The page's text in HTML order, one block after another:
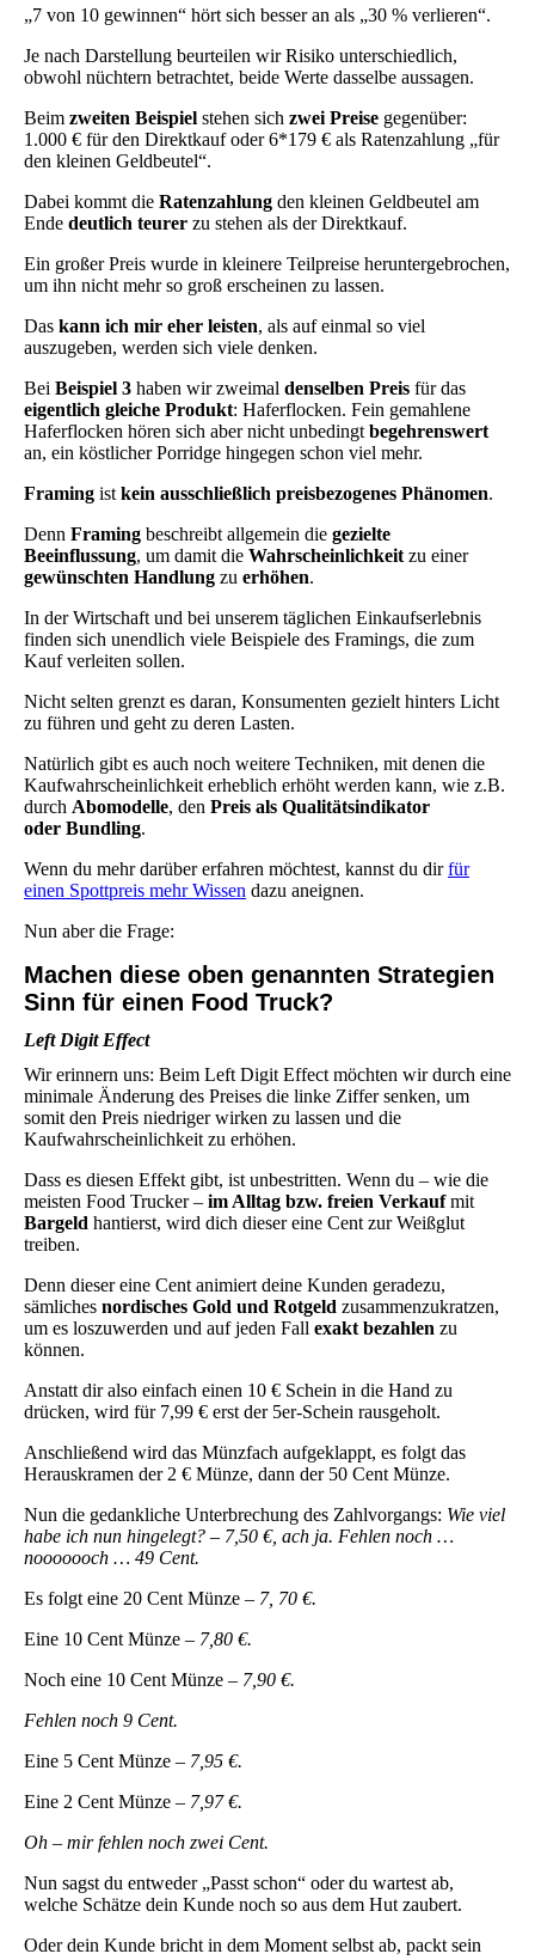
„7 von 10 gewinnen“ hört sich besser an als „30 % verlieren“.
Je nach Darstellung beurteilen wir Risiko unterschiedlich,
obwohl nüchtern betrachtet, beide Werte dasselbe aussagen.
Beim zweiten Beispiel stehen sich zwei Preise gegenüber:
1.000 € für den Direktkauf oder 6*179 € als Ratenzahlung „für
den kleinen Geldbeutel“.
Dabei kommt die Ratenzahlung den kleinen Geldbeutel am
Ende deutlich teurer zu stehen als der Direktkauf.
Ein großer Preis wurde in kleinere Teilpreise heruntergebrochen,
um ihn nicht mehr so groß erscheinen zu lassen.
Das kann ich mir eher leisten, als auf einmal so viel
auszugeben, werden sich viele denken.
Bei Beispiel 3 haben wir zweimal denselben Preis für das
eigentlich gleiche Produkt: Haferflocken. Fein gemahlene
Haferflocken hören sich aber nicht unbedingt begehrenswert
an, ein köstlicher Porridge hingegen schon viel mehr.
Framing ist kein ausschließlich preisbezogenes Phänomen.
Denn Framing beschreibt allgemein die gezielte
Beeinflussung, um damit die Wahrscheinlichkeit zu einer
gewünschten Handlung zu erhöhen.
In der Wirtschaft und bei unserem täglichen Einkaufserlebnis
finden sich unendlich viele Beispiele des Framings, die zum
Kauf verleiten sollen.
Nicht selten grenzt es daran, Konsumenten gezielt hinters Licht
zu führen und geht zu deren Lasten.
Natürlich gibt es auch noch weitere Techniken, mit denen die
Kaufwahrscheinlichkeit erheblich erhöht werden kann, wie z.B.
durch Abomodelle, den Preis als Qualitätsindikator
oder Bundling.
Wenn du mehr darüber erfahren möchtest, kannst du dirfür
einen Spottpreis mehr Wissen dazu aneignen.
Nun aber die Frage:
Machen diese oben genannten Strategien
Sinn für einen Food Truck?
Left Digit Effect
Wir erinnern uns: Beim Left Digit Effect möchten wir durch eine
minimale Änderung des Preises die linke Ziffer senken, um
somit den Preis niedriger wirken zu lassen und die
Kaufwahrscheinlichkeit zu erhöhen.
Dass es diesen Effekt gibt, ist unbestritten. Wenn du – wie die
meisten Food Trucker – im Alltag bzw. freien Verkaufmit
Bargeld hantierst, wird dich dieser eine Cent zur Weißglut
treiben.
Denn dieser eine Cent animiert deine Kunden geradezu,
sämliches nordisches Gold und Rotgeld zusammenzukratzen,
um es loszuwerden und auf jeden Fall exakt bezahlen zu
können.
Anstatt dir also einfach einen 10 € Schein in die Hand zu
drücken, wird für 7,99 € erst der 5er-Schein rausgeholt.
Anschließend wird das Münzfach aufgeklappt, es folgt das
Herauskramen der 2 € Münze, dann der 50 Cent Münze.
Nun die gedankliche Unterbrechung des Zahlvorgangs: Wie viel
habe ich nun hingelegt? – 7,50 €, ach ja. Fehlen noch …
nooooooch … 49 Cent.
Es folgt eine 20 Cent Münze – 7, 70 €.
Eine 10 Cent Münze – 7,80 €.
Noch eine 10 Cent Münze – 7,90 €.
Fehlen noch 9 Cent.
Eine 5 Cent Münze – 7,95 €.
Eine 2 Cent Münze – 7,97 €.
Oh – mir fehlen noch zwei Cent.
Nun sagst du entweder „Passt schon“ oder du wartest ab,
welche Schätze dein Kunde noch so aus dem Hut zaubert.
Oder dein Kunde bricht in dem Moment selbst ab, packt sein